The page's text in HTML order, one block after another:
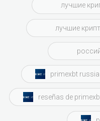
лучшие
лучшие
primexbt russia
reseñas de